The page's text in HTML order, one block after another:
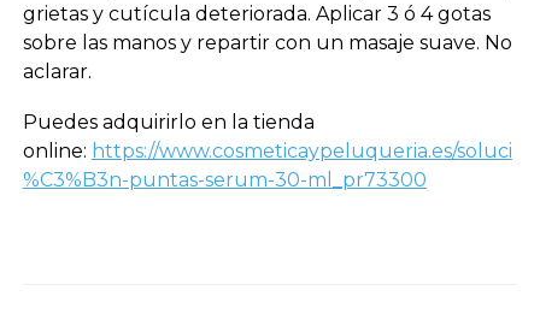
grietas y cutícula deteriorada. Aplicar 3 ó 4 gotas
sobre las manos y repartir con un masaje suave. No
aclarar.
Puedes adquirirlo en la tienda
online: https://www.cosmeticaypeluqueria.es/soluci
%C3%B3n-puntas-serum-30-ml_pr73300